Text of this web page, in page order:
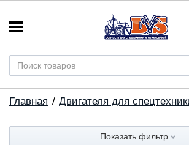
Главная Двигателя для
Показать фильтр